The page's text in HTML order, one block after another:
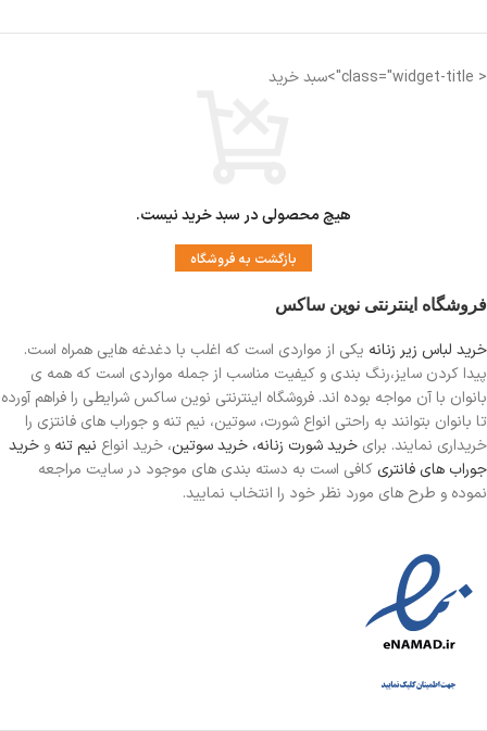
< class="widget-title">سبد خرید
هیچ محصولی در سبد خرید نیست.
بازگشت به فروشگاه
فروشگاه اینترنتی نوین ساکس
خرید لباس زیر زنانه یکی از مواردی است که اغلب با دغدغه هایی همراه است.
پیدا کردن سایز،رنگ بندی و کیفیت مناسب از جمله مواردی است که همه ی
بانوان با آن مواجه بوده اند. فروشگاه اینترنتی نوین ساکس شرایطی را فراهم آورده
تا بانوان بتوانند به راحتی انواع شورت، سوتین، نیم تنه و جوراب های فانتزی را
خریداری نمایند. برای خرید شورت زنانه، خرید سوتین، خرید انواع نیم تنه و خرید
جوراب های فانتری کافی است به دسته بندی های موجود در سایت مراجعه
نموده و طرح های مورد نظر خود را انتخاب نمایید.